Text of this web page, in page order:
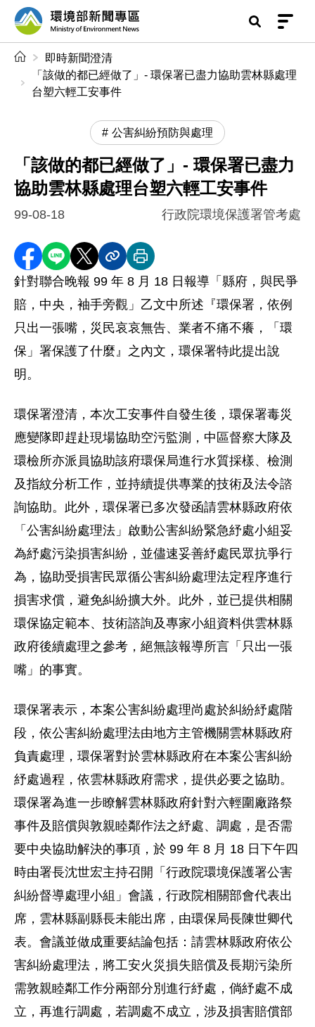
前往中央內容區塊
環境部新聞專區
即時新聞澄清
「該做的都已經做了」- 環保署已盡力協助雲林縣處理
台塑六輕工安事件
公害糾紛預防與處理
「該做的都已經做了」- 環保署已盡力
協助雲林縣處理台塑六輕工安事件
99-08-18 行政院環境保護署管考處
分享至 Facebook
分享到 LINE
分享到 X分享內容連結
列印本頁
針對聯合晚報 99 年 8 月 18 日報導「縣府，與民爭
賠，中央，袖手旁觀」乙文中所述『環保署，依例
只出一張嘴，災民哀哀無告、業者不痛不癢，「環
保」署保護了什麼』之內文，環保署特此提出說
明。
環保署澄清，本次工安事件自發生後，環保署毒災
應變隊即趕赴現場協助空污監測，中區督察大隊及
環檢所亦派員協助該府環保局進行水質採樣、檢測
及指紋分析工作，並持續提供專業的技術及法令諮
詢協助。此外，環保署已多次發函請雲林縣政府依
「公害糾紛處理法」啟動公害糾紛緊急紓處小組妥
為紓處污染損害糾紛，並儘速妥善紓處民眾抗爭行
為，協助受損害民眾循公害糾紛處理法定程序進行
損害求償，避免糾紛擴大外。此外，並已提供相關
環保協定範本、技術諮詢及專家小組資料供雲林縣
政府後續處理之參考，絕無該報導所言「只出一張
嘴」的事實。
環保署表示，本案公害糾紛處理尚處於糾紛紓處階
段，依公害糾紛處理法由地方主管機關雲林縣政府
負責處理，環保署對於雲林縣政府在本案公害糾紛
紓處過程，依雲林縣政府需求，提供必要之協助。
環保署為進一步瞭解雲林縣政府針對六輕圍廠路祭
事件及賠償與敦親睦鄰作法之紓處、調處，是否需
要中央協助解決的事項，於 99 年 8 月 18 日下午四
時由署長沈世宏主持召開「行政院環境保護署公害
糾紛督導處理小組」會議，行政院相關部會代表出
席，雲林縣副縣長未能出席，由環保局長陳世卿代
表。會議並做成重要結論包括：請雲林縣政府依公
害糾紛處理法，將工安火災損失賠償及長期污染所
需敦親睦鄰工作分兩部分別進行紓處，倘紓處不成
立，再進行調處，若調處不成立，涉及損害賠償部